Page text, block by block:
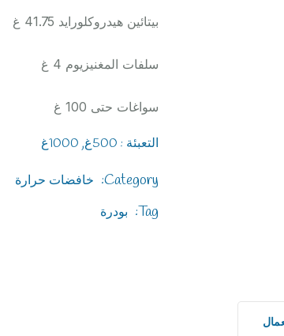
بيتائين هيدروكلورايد 41.75 غ
سلفات المغنيزيوم 4 غ
سواغات حتى 100 غ
التعبئة : 500غ, 1000غ
Category: خافضات حرارة
Tag: بودرة